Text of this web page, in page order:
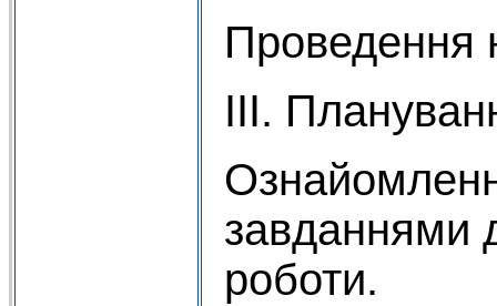
Проведення
III.
завданнями
роботи.